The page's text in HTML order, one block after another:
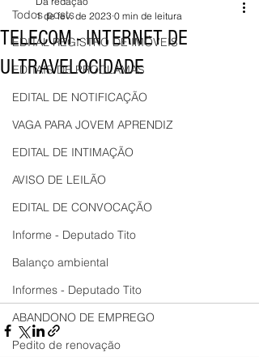
Todos posts
EDITAL REGISTRO DE IMÓVEIS
EDITAIS DE PROCLAMAS
EDITAL DE NOTIFICAÇÃO
VAGA PARA JOVEM APRENDIZ
EDITAL DE INTIMAÇÃO
AVISO DE LEILÃO
EDITAL DE CONVOCAÇÃO
Informe - Deputado Tito
Balanço ambiental
Informes - Deputado Tito
ABANDONO DE EMPREGO
Pedito de renovação
TELECOM - INTERNET DE
ULTRAVELOCIDADE
1 de fev. de 2023 0 min de leitura